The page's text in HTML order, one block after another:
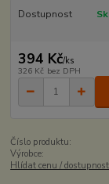
Dostupnost
394 Kč/ks
326 Kč bez DPH
Číslo produktu:
Výrobce:
Hlídat cenu / dostupnost